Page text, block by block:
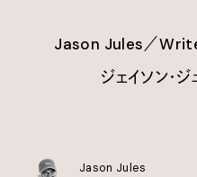
Jason Jules／
ジェイソン・
Jason Jules